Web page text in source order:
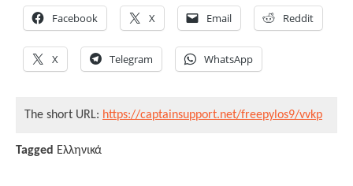
Facebook X Email Reddit
X Telegram WhatsApp
The short URL: https://captainsupport.net/freepylos9/vvkp
Tagged Ελληνικά